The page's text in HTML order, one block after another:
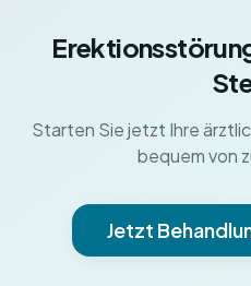
Starten Sie jetzt Ihre
bequem von
Jetzt